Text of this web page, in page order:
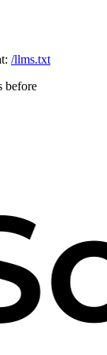
/llms.txt
before